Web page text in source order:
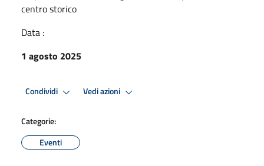
centro storico
Data :
1 agosto 2025
Condividi Vedi azioni
Categorie:
Eventi